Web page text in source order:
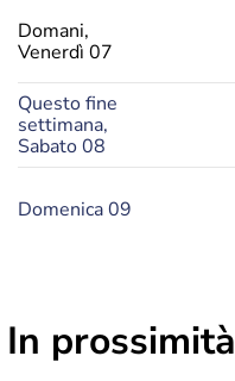
Domani,
Venerdì 07
Questo fine
settimana,
Sabato 08
Domenica 09
In prossimità